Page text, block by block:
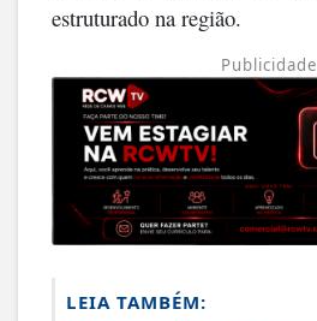
estruturado na região.
Publicidade
LEIA TAMBÉM: